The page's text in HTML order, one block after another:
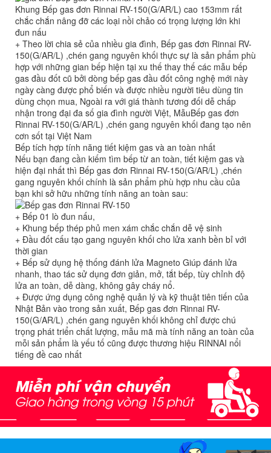
Khung Bếp gas đơn Rinnai RV-150(G/AR/L) cao 153mm rất
chắc chắn nâng đỡ các loại nồi chảo có trọng lượng lớn khi
đun nấu
+ Theo lời chia sẻ của nhiều gia đình, Bếp gas đơn Rinnai RV-
150(G/AR/L) ,chén gang nguyên khối thực sự là sản phẩm phù
hợp với những gian bếp hiện tại xu thế thay thế các mẫu bếp
gas đầu đốt cũ bởi dòng bếp gas đầu đốt công nghệ mới này
ngày càng được phổ biến và được nhiều người tiêu dùng tin
dùng chọn mua, Ngoài ra với giá thành tương đối dễ chấp
nhận trong đại đa số gia đình người Việt, MẫuBếp gas đơn
Rinnai RV-150(G/AR/L) ,chén gang nguyên khối đang tạo nên
cơn sốt tại Việt Nam
Bếp tích hợp tính năng tiết kiệm gas và an toàn nhất
Nếu bạn đang cần kiếm tìm bếp từ an toàn, tiết kiệm gas và
hiện đại nhất thì Bếp gas đơn Rinnai RV-150(G/AR/L) ,chén
gang nguyên khối chính là sản phẩm phù hợp nhu cầu của
bạn khi sở hữu những tính năng an toàn sau:
+ Bếp 01 lò đun nấu,
+ Khung bếp thép phủ men xám chắc chắn dễ vệ sinh
+ Đầu đốt cấu tạo gang nguyên khối cho lửa xanh bền bỉ với
thời gian
+ Bếp sử dụng hệ thống đánh lửa Magneto Giúp đánh lửa
nhanh, thao tác sử dụng đơn giản, mở, tắt bếp, tùy chỉnh độ
lửa an toàn, dễ dàng, không gây cháy nổ.
+ Được ứng dụng công nghệ quản lý và kỹ thuật tiên tiến của
Nhật Bản vào trong sản xuất, Bếp gas đơn Rinnai RV-
150(G/AR/L) ,chén gang nguyên khối không chỉ được chú
trọng phát triển chất lượng, mẫu mã mà tính năng an toàn của
mỗi sản phẩm là yếu tố cũng được thương hiệu RINNAI nổi
tiếng đề cao nhất